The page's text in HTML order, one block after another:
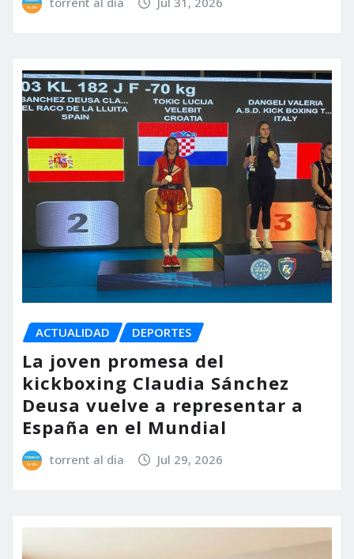
ACTUALIDAD DEPORTES
La joven promesa del
kickboxing Claudia Sánchez
Deusa vuelve a representar a
España en el Mundial
torrent al dia Jul 29, 2026